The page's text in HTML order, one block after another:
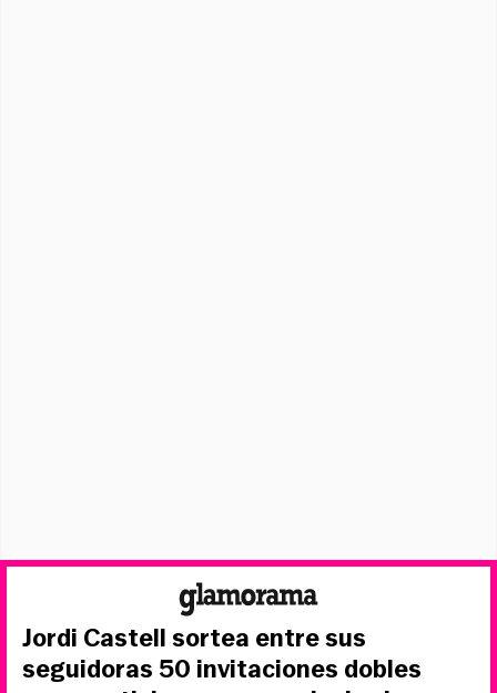
Jordi Castell sortea entre sus
seguidoras 50 invitaciones dobles